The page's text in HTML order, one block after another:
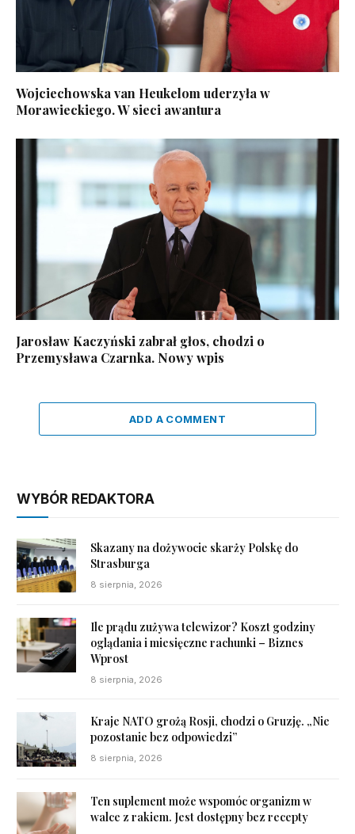
Wojciechowska van Heukelom uderzyła w
Morawieckiego. W sieci awantura
Jarosław Kaczyński zabrał głos, chodzi o
Przemysława Czarnka. Nowy wpis
ADD A COMMENT
WYBÓR REDAKTORA
Skazany na dożywocie skarży Polskę do
Strasburga
8 sierpnia, 2026
Ile prądu zużywa telewizor? Koszt godziny
oglądania i miesięczne rachunki – Biznes
Wprost
8 sierpnia, 2026
Kraje NATO grożą Rosji, chodzi o Gruzję. „Nie
pozostanie bez odpowiedzi”
8 sierpnia, 2026
Ten suplement może wspomóc organizm w
walce z rakiem. Jest dostępny bez recepty